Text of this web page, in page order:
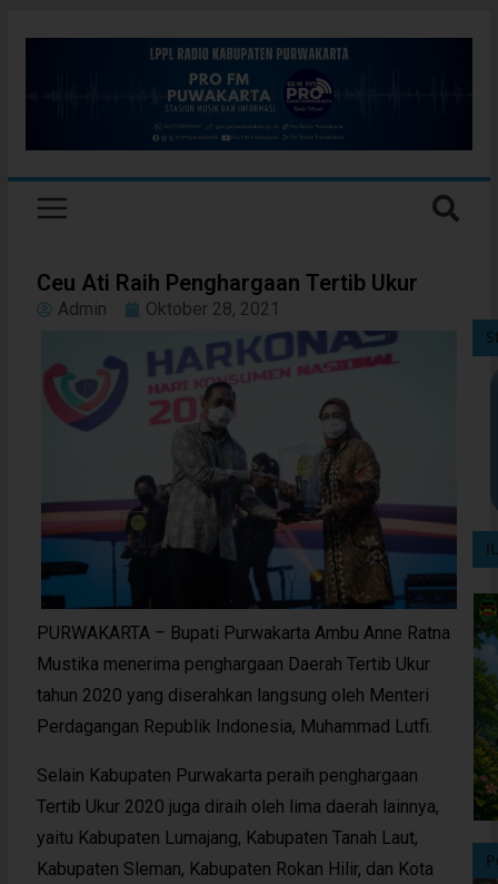
Ceu Ati Raih Penghargaan Tertib Ukur
Admin Oktober 28, 2021
PURWAKARTA – Bupati Purwakarta Ambu Anne Ratna
Mustika menerima penghargaan Daerah Tertib Ukur
tahun 2020 yang diserahkan langsung oleh Menteri
Perdagangan Republik Indonesia, Muhammad Lutfi.
Selain Kabupaten Purwakarta peraih penghargaan
Tertib Ukur 2020 juga diraih oleh lima daerah lainnya,
yaitu Kabupaten Lumajang, Kabupaten Tanah Laut,
Kabupaten Sleman, Kabupaten Rokan Hilir, dan Kota